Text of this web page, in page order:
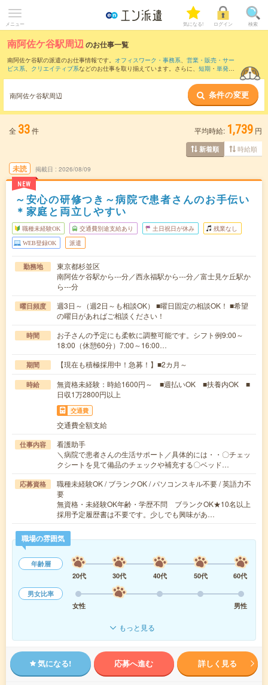
メニュー 気になる! ログイン 検索
南阿佐ケ谷駅周辺のお仕事一覧
南阿佐ケ谷駅の派遣のお仕事情報です。 オフィスワーク・事務系、 営業・販売・サー
ビス系、 クリエイティブ系などのお仕事を取り揃えています。さらに、 短期 ・ 単発な
また、中野(東京都)駅
など近隣駅のお仕事もご
確認いただけます。
南阿佐ケ谷駅周辺 条件の変更
全 33件 平均時給: 1,739 円
新着順 時給順
未読
NEW
掲載日 2026/08/09
～安心の研修つき～病院で患者さんのお手伝い
＊家庭と両立しやすい
職種未経験OK 交通費別途支給あり 土日祝日が休み 残業なし
WEB登録OK 派遣
勤務地
東京都杉並区
南阿佐ケ谷駅から---分／西永福駅から---分／富士見ケ丘駅か
ら---分
曜日頻度
週3日～（週2日～も相談OK） ■曜日固定の相談OK！ ■希望
の曜日があればご相談ください！
時間
お子さんの予定にも柔軟に調整可能です。シフト例9:00～
18:00（休憩60分）7:00～16:00…
期間 【現在も積極採用中！急募！】■2カ月～
時給
無資格未経験：時給1600円～ ■週払いOK ■扶養内OK ■
日収1万2800円以上
交通費
交通費全額支給
仕事内容
看護助手
＼病院で患者さんの生活サポート／具体的には・・〇チェッ
クシートを見て備品のチェックや補充する〇ベッド…
応募資格
職種未経験OK / ブランクOK / パソコンスキル不要 / 英語力不
要
無資格・未経験OK年齢・学歴不問 ブランクOK★10名以上
採用予定履歴書は不要です。少しでも興味があ…
職場の雰囲気
年齢層
20代
30代 40代 50代
60代
男女比率
女性
男性
もっと見る
気になる! 応募へ進む 詳しく見る